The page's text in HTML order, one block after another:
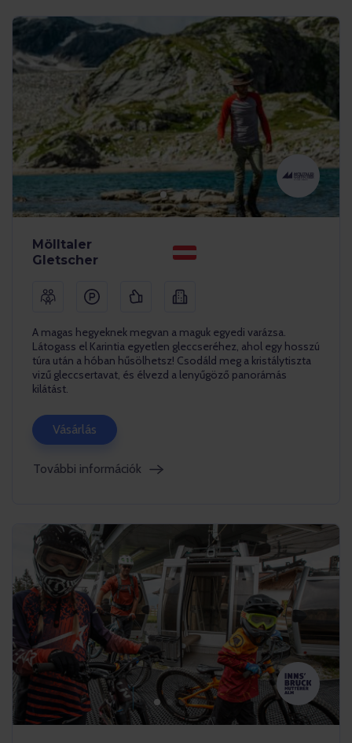
Mölltaler
Gletscher
A magas hegyeknek megvan a maguk egyedi varázsa.
Látogass el Karintia egyetlen gleccseréhez, ahol egy hosszú
túra után a hóban hűsölhetsz! Csodáld meg a kristálytiszta
vizű gleccsertavat, és élvezd a lenyűgöző panorámás
kilátást.
Vásárlás
További információk